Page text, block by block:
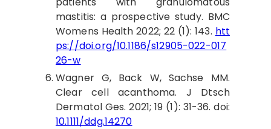
mastitis: a prospective study. BMC
Womens Health 2022; 22 (1): 143. htt
ps://doi.org/10.1186/s12905-022-017
26-w
WagnerG, Back W, Sachse MM.
Clear cell acanthoma. J Dtsch
Dermatol Ges. 2021; 19 (1): 31-36. doi:
10.1111/ddg.14270